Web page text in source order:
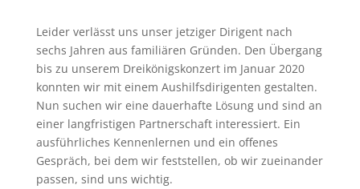
Leider verlässt uns unser jetziger Dirigent nach
sechs Jahren aus familiären Gründen. Den Übergang
bis zu unserem Dreikönigskonzert im Januar 2020
konnten wir mit einem Aushilfsdirigenten gestalten.
Nun suchen wir eine dauerhafte Lösung und sind an
einer langfristigen Partnerschaft interessiert. Ein
ausführliches Kennenlernen und ein offenes
Gespräch, bei dem wir feststellen, ob wir zueinander
passen, sind uns wichtig.